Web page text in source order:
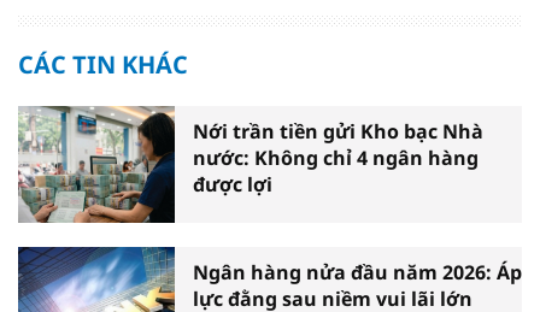
CÁC TIN KHÁC
Nới trần tiền gửi Kho bạc Nhà
nước: Không chỉ 4 ngân hàng
được lợi
Ngân hàng nửa đầu năm 2026: Áp
lực đằng sau niềm vui lãi lớn